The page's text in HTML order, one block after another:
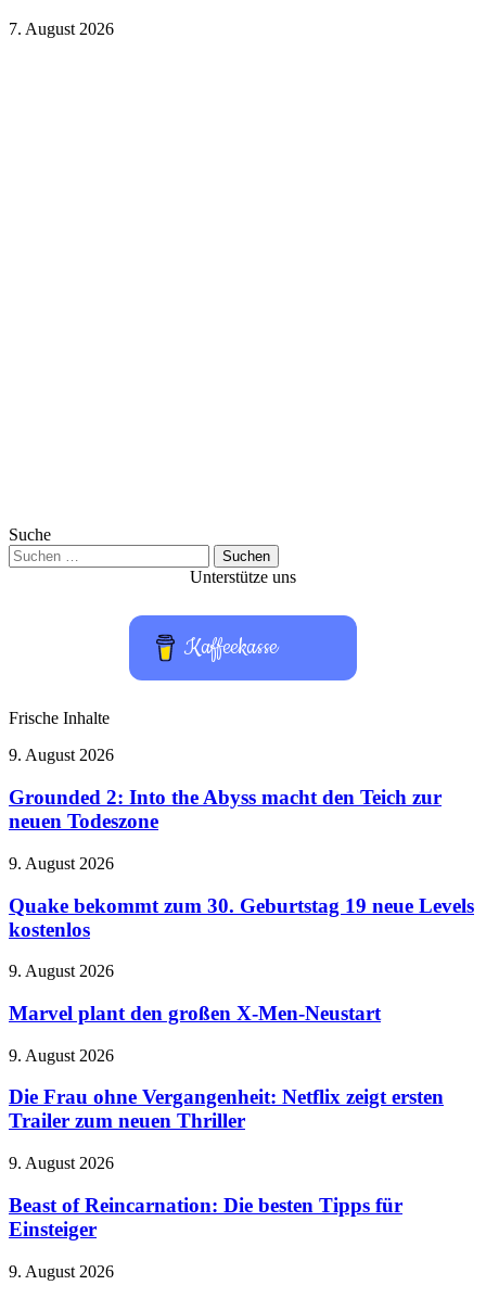
7. August 2026
Suche
Suchen
nach:
Unterstütze uns
Kaffeekasse
Frische Inhalte
Grounded
Into
the
Abyss
den
zur
neuen
9. August 2026
Grounded 2: Into the Abyss macht den Teich zur
neuen Todeszone
Quake
zum
30.
Geburtstag
neue
kostenlos
9. August 2026
Quake bekommt zum 30. Geburtstag 19 neue Levels
kostenlos
Marvel
den
großen
X-
Men-
Neustart
9. August 2026
Marvel plant den großen X-Men-Neustart
Die
ohne
Vergangenheit:
Netflix
ersten
zum
neuen
9. August 2026
Die Frau ohne Vergangenheit: Netflix zeigt ersten
Trailer zum neuen Thriller
Beast
Reincarnation:
Die
besten
für
9. August 2026
Beast of Reincarnation: Die besten Tipps für
Einsteiger
iPhones
9. August 2026